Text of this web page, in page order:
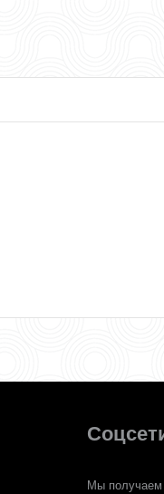
Мы получаем